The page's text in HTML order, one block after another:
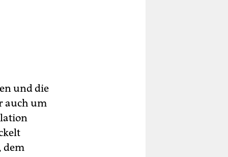
und die
auch um
dem